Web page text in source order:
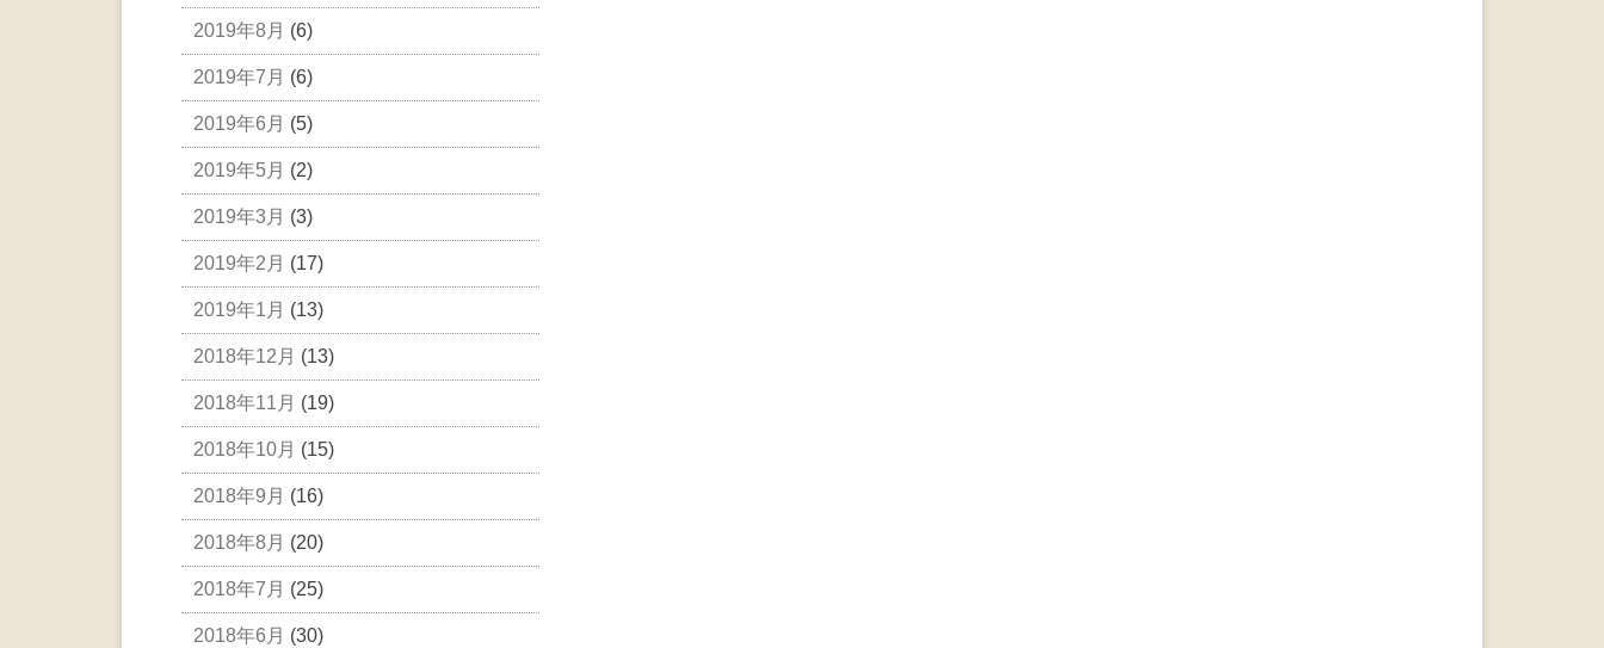
2019年8月 (6)
2019年7月 (6)
2019年6月 (5)
2019年5月 (2)
2019年3月 (3)
2019年2月 (17)
2019年1月 (13)
2018年12月 (13)
2018年11月 (19)
2018年10月 (15)
2018年9月 (16)
2018年8月 (20)
2018年7月 (25)
2018年6月 (30)